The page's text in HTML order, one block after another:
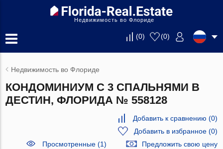
Недвижимость во Флориде
(0) (0)
Недвижимость во Флориде
КОНДОМИНИУМ С 3 СПАЛЬНЯМИ В
ДЕСТИН, ФЛОРИДА № 558128
Добавить к сравнению (0)
Добавить в избранное(0)
Просмотренные (1)
Предложить свою цену